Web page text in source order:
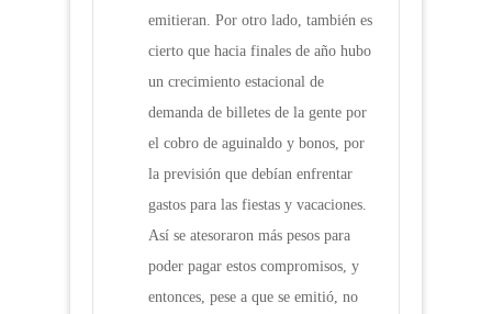
emitieran. Por otro lado, también es
cierto que hacia finales de año hubo
un crecimiento estacional de
demanda de billetes de la gente por
el cobro de aguinaldo y bonos, por
la previsión que debían enfrentar
gastos para las fiestas y vacaciones.
Así se atesoraron más pesos para
poder pagar estos compromisos, y
entonces, pese a que se emitió, no